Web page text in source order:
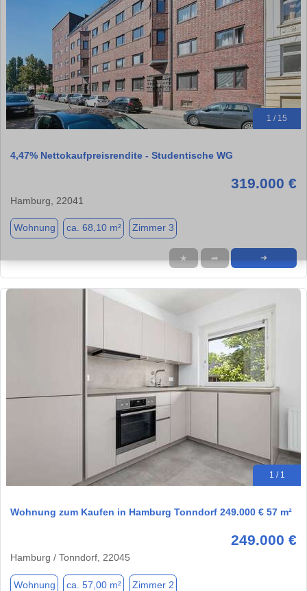
1 / 15
4,47% Nettokaufpreisrendite - Studentische WG
319.000 €
Hamburg, 22041
Wohnung ca. 68,10 m² Zimmer 3
★ ➦ ➜
1 / 1
Wohnung zum Kaufen in Hamburg Tonndorf 249.000 € 57 m²
249.000 €
Hamburg / Tonndorf, 22045
Wohnung ca. 57,00 m² Zimmer 2